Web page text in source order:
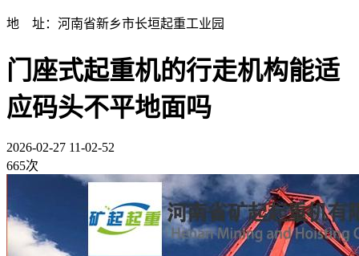
地 址：河南省新乡市长垣起重工业园
门座式起重机的行走机构能适
应码头不平地面吗
2026-02-27 11-02-52
665次